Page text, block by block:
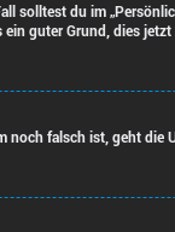
solltest du im
guter Grund, dies
falsch ist, geht